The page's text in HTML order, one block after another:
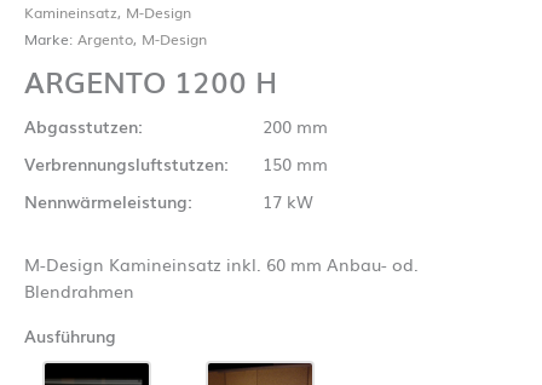
Kamineinsatz, M-Design
Marke: Argento, M-Design
ARGENTO 1200 H
Abgasstutzen:
200 mm
Verbrennungsluftstutzen:
150 mm
Nennwärmeleistung:
17 kW
M-Design Kamineinsatz inkl. 60 mm Anbau- od.
Blendrahmen
Ausführung